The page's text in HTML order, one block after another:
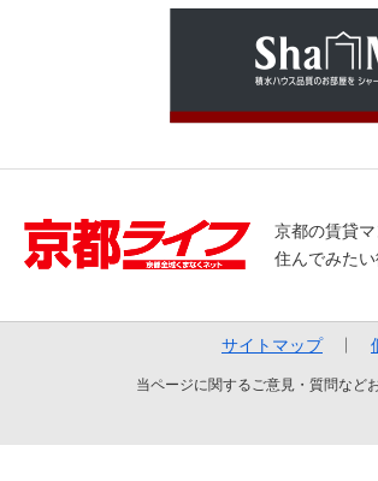
京都の賃貸
住んでみた
サイトマップ
当ページに関するご意見・質問など